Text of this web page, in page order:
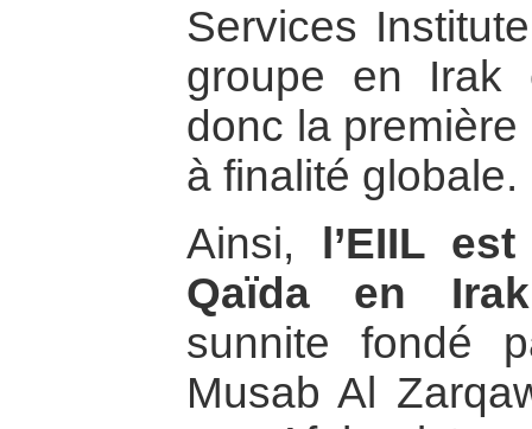
Services
groupe en Irak
donc la première
à finalité globale.
Ainsi,
l’EIIL
Qaïda en Irak
sunnite fondé
Musab Al